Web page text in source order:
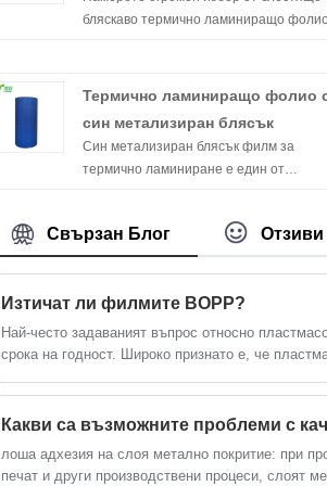
бляскаво термично ламиниращо
Термично ламиниращо фолио
син метализиран блясък
Син метализиран блясък филм за
термично ламиниране е един от
провинция Fujian, и цветният му модел
променлив и популярен сред
Свързан Блог Отзиви
Изтичат ли филмите BOPP?
Най-често задаваният въпрос относно
срока на годност. Широко признато е, че
лоша адхезия на слоя метално покритие: при
печат и други производствени процеси, слоят